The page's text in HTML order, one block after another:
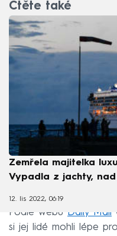
Čtěte také
Zemřela majitelka
Vypadla z jachty,
12. lis 2022, 06:19
Podle webu Daily Mail
si jej lidé mohli lépe